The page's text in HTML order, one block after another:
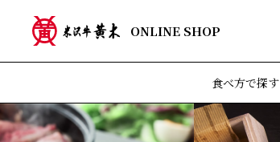
ONLINE SHOP
食べ方で探す